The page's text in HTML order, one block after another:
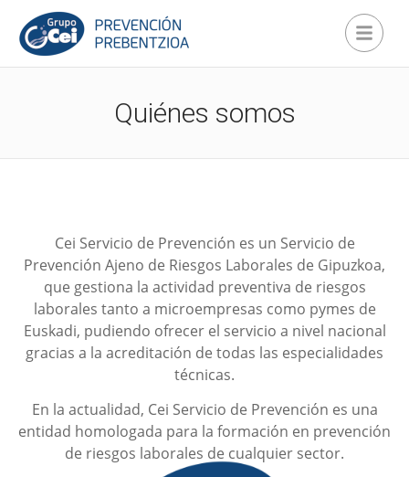
Quiénes somos
Cei Servicio de Prevención es un Servicio de
Prevención Ajeno de Riesgos Laborales de Gipuzkoa,
que gestiona la actividad preventiva de riesgos
laborales tanto a microempresas como pymes de
Euskadi, pudiendo ofrecer el servicio a nivel nacional
gracias a la acreditación de todas las especialidades
técnicas.
En la actualidad, Cei Servicio de Prevención es una
entidad homologada para la formación en prevención
de riesgos laborales de cualquier sector.